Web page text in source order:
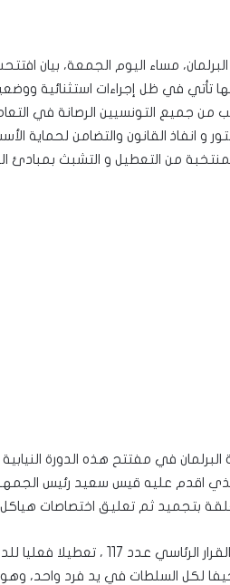
تأتي في ظل إجراءات استثنائية
من جميع التونسيين الرصانة في
و انفاذ القانون والتضامن لحماية
من التعطيل و التشبث بمبادئ الجمهورية و قيم
البرلمان في مفتتح هذه الدورة
بتجميد ثم تعليق اختصاصات
كما اعتبرت القرار
لكل السلطات في يد فرد واحد، وهو